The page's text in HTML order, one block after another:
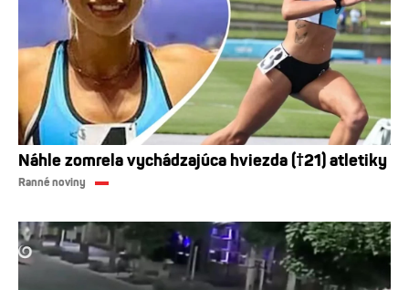
Náhle zomrela vychádzajúca hviezda (†21) atletiky
Ranné noviny